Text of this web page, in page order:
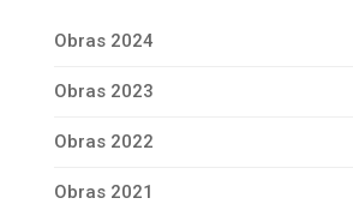
Obras 2024
Obras 2023
Obras 2022
Obras 2021